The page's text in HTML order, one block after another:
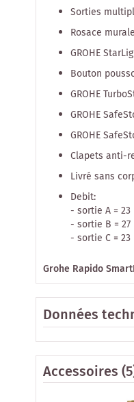
Sorties
Rosace
GROHE
Bouton
GROHE
GROHE
GROHE
Clapets anti-
Livré sans
Debit:
- sortie A =
- sortie B =
- sortie C =
Grohe Rapido
Données
Accessoires